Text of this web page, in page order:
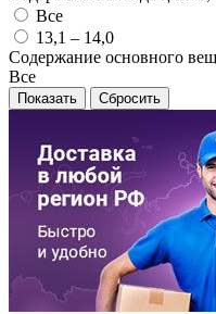
Все
13,1 – 14,0
Содержание основного
Все
Сбросить